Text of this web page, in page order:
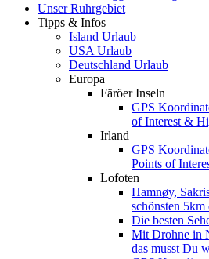
Unser Ruhrgebiet
Tipps & Infos
Island Urlaub
USA Urlaub
Deutschland Urlaub
Europa
Färöer Inseln
GPS
of Interest &
Irland
GPS
Points of
Lofoten
Hamnøy,
schönsten
Die besten
Mit Drohne in
das musst Du